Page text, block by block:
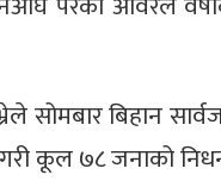
सोमबार बिहान
कूल ७८ जनाको